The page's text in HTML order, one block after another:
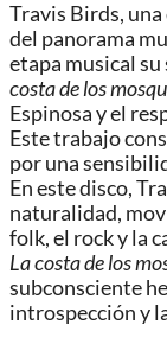
Travis Birds, una
del panorama
etapa musical
costa de los
Espinosa y el
Este trabajo
por una
En este disco,
naturalidad,
folk, el rock y la
La costa de los
subconsciente
introspección y